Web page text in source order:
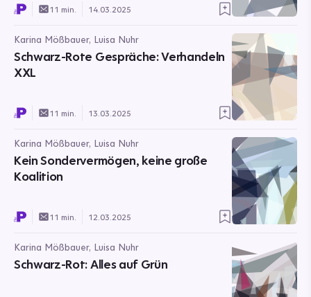
11 min. 14.03.2025
Karina Mößbauer, Luisa Nuhr
Schwarz-Rote Gespräche: Verhandeln
XXL
11 min. 13.03.2025
Karina Mößbauer, Luisa Nuhr
Kein Sondervermögen, keine große
Koalition
11 min. 12.03.2025
Karina Mößbauer, Luisa Nuhr
Schwarz-Rot: Alles auf Grün